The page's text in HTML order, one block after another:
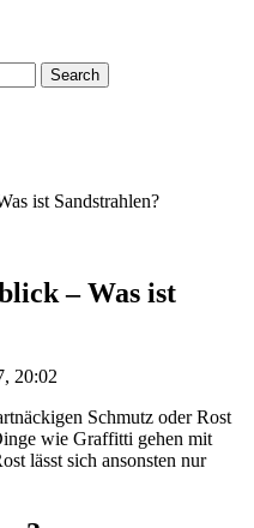
Search
ist Sandstrahlen?
– Was ist
20:02
Schmutz oder Rost
wie Graffitti gehen mit
lässt sich ansonsten nur